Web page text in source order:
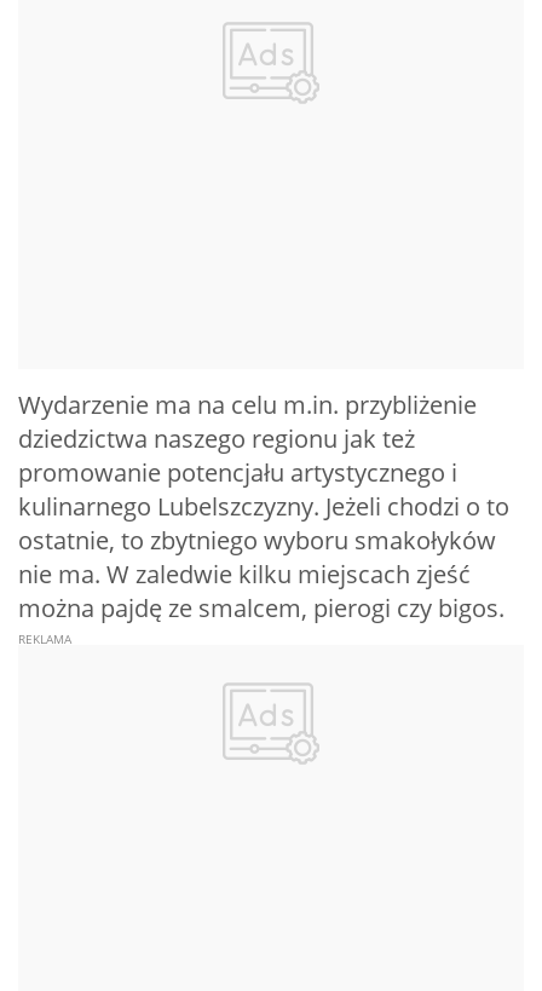
Wydarzenie ma na celu m.in. przybliżenie
dziedzictwa naszego regionu jak też
promowanie potencjału artystycznego i
kulinarnego Lubelszczyzny. Jeżeli chodzi o to
ostatnie, to zbytniego wyboru smakołyków
nie ma. W zaledwie kilku miejscach zjeść
można pajdę ze smalcem, pierogi czy bigos.